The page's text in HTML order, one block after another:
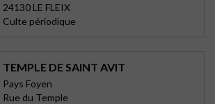
24130 LE FLEIX
Culte périodique
TEMPLE DE SAINT AVIT
Pays Foyen
Rue du Temple